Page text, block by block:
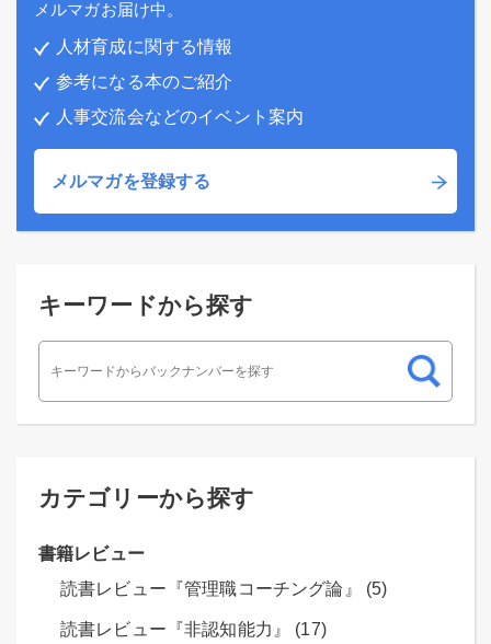
メルマガお届け中。
人材育成に関する情報
参考になる本のご紹介
人事交流会などのイベント案内
メルマガを登録する
キーワードから探す
カテゴリーから探す
書籍レビュー
読書レビュー『管理職コーチング論』 (5)
読書レビュー『非認知能力』 (17)